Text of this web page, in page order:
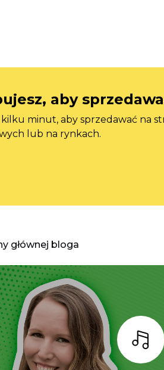
aby
minut, aby sprzedawać na
lub na rynkach.
głównej bloga